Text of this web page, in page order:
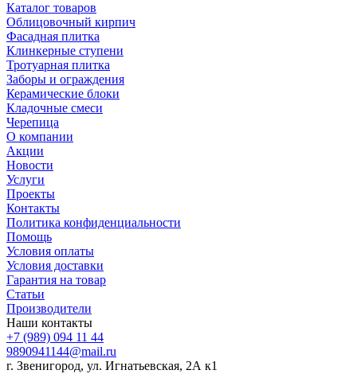
Каталог товаров
Облицовочный кирпич
Фасадная плитка
Клинкерные ступени
Тротуарная плитка
Заборы и ограждения
Керамические блоки
Кладочные смеси
Черепица
О компании
Акции
Новости
Услуги
Проекты
Контакты
Политика конфиденциальности
Помощь
Условия оплаты
Условия доставки
Гарантия на товар
Статьи
Производители
Наши контакты
+7 (989) 094 11 44
9890941144@mail.ru
г. Звенигород, ул. Игнатьевская, 2А к1